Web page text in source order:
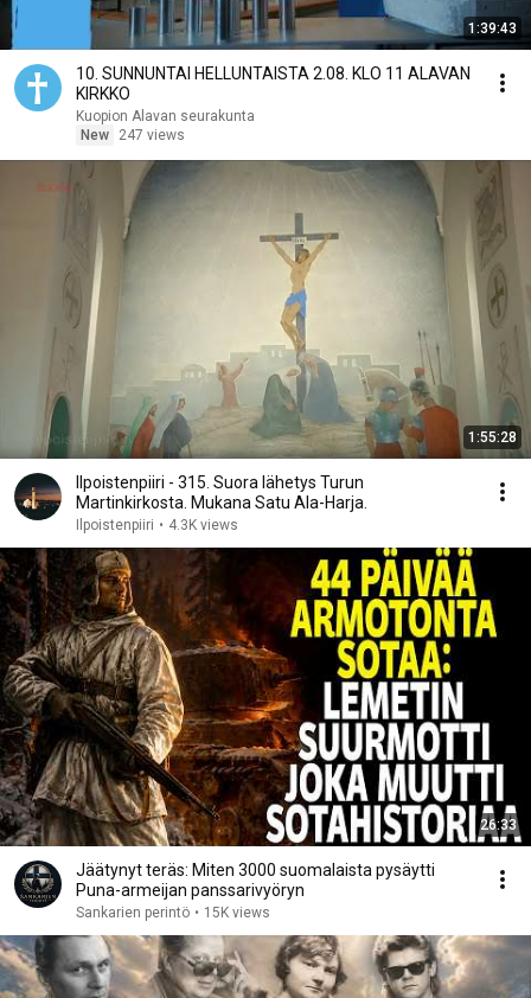
1:39:43
10. SUNNUNTAI HELLUNTAISTA 2.08. KLO 11 ALAVAN
KIRKKO
Kuopion Alavan seurakunta
New
247 views
1:55:28
Ilpoistenpiiri - 315. Suora lähetys Turun
Martinkirkosta. Mukana Satu Ala-Harja.
Ilpoistenpiiri • 4.3K views
26:33
Jäätynyt teräs: Miten 3000 suomalaista pysäytti
Puna-armeijan panssarivyöryn
Sankarien perintö • 15K views